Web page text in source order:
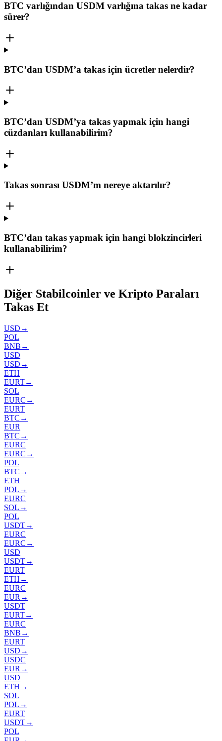
BTC varlığından USDM varlığına takas ne kadar
sürer?
BTC’dan USDM’a takas için ücretler nelerdir?
BTC’dan USDM’ya takas yapmak için hangi
cüzdanları kullanabilirim?
Takas sonrası USDM’m nereye aktarılır?
BTC’dan takas yapmak için hangi blokzincirleri
kullanabilirim?
Diğer Stabilcoinler ve Kripto Paraları
Takas Et
USD →
POL
BNB →
USD
USD →
ETH
EURT→
SOL
EURC →
EURT
BTC →
EUR
BTC →
EURC
EURC →
POL
BTC →
ETH
POL →
EURC
SOL →
POL
USDT→
EURC
EURC →
USD
USDT→
EURT
ETH →
EURC
EUR →
USDT
EURT→
EURC
BNB →
EURT
USD →
USDC
EUR →
USD
ETH →
SOL
POL →
EURT
USDT→
POL